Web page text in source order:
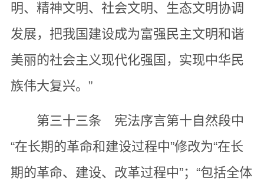
明、精神文明、社会文明、生态文明协调
发展，把我国建设成为富强民主文明和谐
美丽的社会主义现代化强国，实现中华民
族伟大复兴。”
第三十三条 宪法序言第十自然段中
“在长期的革命和建设过程中”修改为“在长
期的革命、建设、改革过程中”；“包括全体